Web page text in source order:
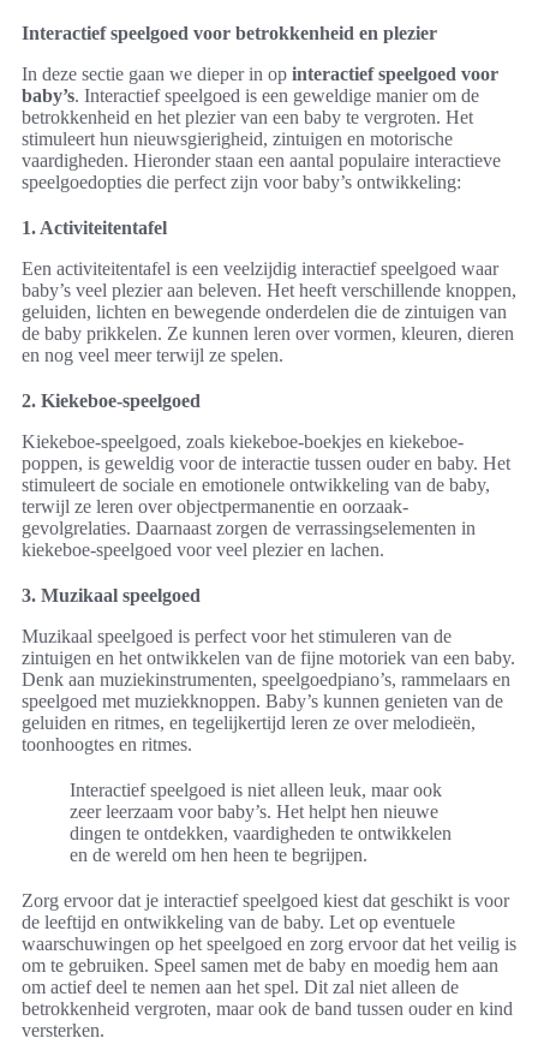
Interactief speelgoed voor betrokkenheid en plezier
In deze sectie gaan we dieper in op interactief speelgoed voor
baby’s. Interactief speelgoed is een geweldige manier om de
betrokkenheid en het plezier van een baby te vergroten. Het
stimuleert hun nieuwsgierigheid, zintuigen en motorische
vaardigheden. Hieronder staan een aantal populaire interactieve
speelgoedopties die perfect zijn voor baby’s ontwikkeling:
1. Activiteitentafel
Een activiteitentafel is een veelzijdig interactief speelgoed waar
baby’s veel plezier aan beleven. Het heeft verschillende knoppen,
geluiden, lichten en bewegende onderdelen die de zintuigen van
de baby prikkelen. Ze kunnen leren over vormen, kleuren, dieren
en nog veel meer terwijl ze spelen.
2. Kiekeboe-speelgoed
Kiekeboe-speelgoed, zoals kiekeboe-boekjes en kiekeboe-
poppen, is geweldig voor de interactie tussen ouder en baby. Het
stimuleert de sociale en emotionele ontwikkeling van de baby,
terwijl ze leren over objectpermanentie en oorzaak-
gevolgrelaties. Daarnaast zorgen de verrassingselementen in
kiekeboe-speelgoed voor veel plezier en lachen.
3. Muzikaal speelgoed
Muzikaal speelgoed is perfect voor het stimuleren van de
zintuigen en het ontwikkelen van de fijne motoriek van een baby.
Denk aan muziekinstrumenten, speelgoedpiano’s, rammelaars en
speelgoed met muziekknoppen. Baby’s kunnen genieten van de
geluiden en ritmes, en tegelijkertijd leren ze over melodieën,
toonhoogtes en ritmes.
Interactief speelgoed is niet alleen leuk, maar ook
zeer leerzaam voor baby’s. Het helpt hen nieuwe
dingen te ontdekken, vaardigheden te ontwikkelen
en de wereld om hen heen te begrijpen.
Zorg ervoor dat je interactief speelgoed kiest dat geschikt is voor
de leeftijd en ontwikkeling van de baby. Let op eventuele
waarschuwingen op het speelgoed en zorg ervoor dat het veilig is
om te gebruiken. Speel samen met de baby en moedig hem aan
om actief deel te nemen aan het spel. Dit zal niet alleen de
betrokkenheid vergroten, maar ook de band tussen ouder en kind
versterken.